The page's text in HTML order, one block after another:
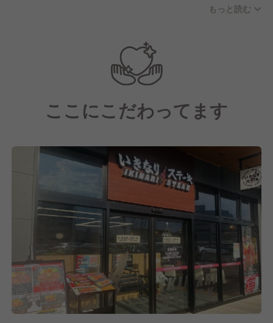
レジ操作で困った⇒店長がいなくてわからな
なんて不安もありません。
同じ時間帯で働く仲間がサポートしてくれます。
もっと読む
ここにこだわってます